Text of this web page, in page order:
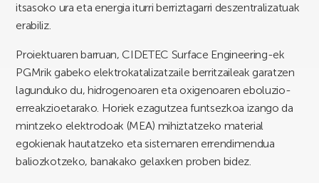
itsasoko ura eta energia iturri berriztagarri deszentralizatuak
erabiliz.
Proiektuaren barruan, CIDETEC Surface Engineering-ek
PGMrik gabeko elektrokatalizatzaile berritzaileak garatzen
lagunduko du, hidrogenoaren eta oxigenoaren eboluzio-
erreakzioetarako. Horiek ezagutzea funtsezkoa izango da
mintzeko elektrodoak (MEA) mihiztatzeko material
egokienak hautatzeko eta sistemaren errendimendua
baliozkotzeko, banakako gelaxken proben bidez.